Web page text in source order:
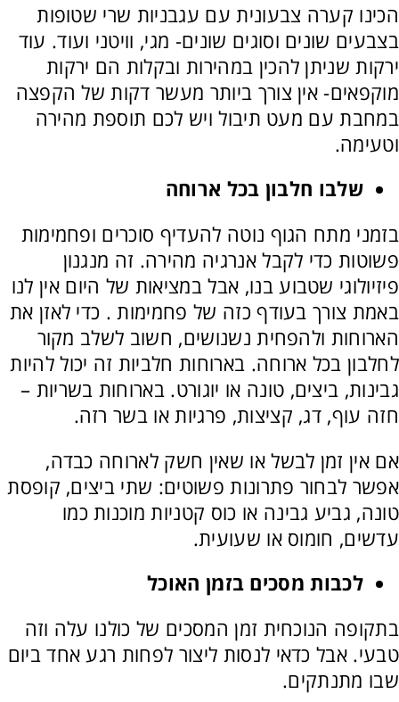
הכינו קערה צבעונית עם עגבניות שרי שטופות
בצבעים שונים וסוגים שונים- מגי, וויטני ועוד. עוד
ירקות שניתן להכין במהירות ובקלות הם ירקות
מוקפאים- אין צורך ביותר מעשר דקות של הקפצה
במחבת עם מעט תיבול ויש לכם תוספת מהירה
וטעימה.
שלבו חלבון בכל ארוחה
בזמני מתח הגוף נוטה להעדיף סוכרים ופחמימות
פשוטות כדי לקבל אנרגיה מהירה. זה מנגנון
פיזיולוגי שטבוע בנו, אבל במציאות של היום אין לנו
באמת צורך בעודף כזה של פחמימות . כדי לאזן את
הארוחות ולהפחית נשנושים, חשוב לשלב מקור
לחלבון בכל ארוחה. בארוחות חלביות זה יכול להיות
גבינות, ביצים, טונה או יוגורט. בארוחות בשריות –
חזה עוף, דג, קציצות, פרגיות או בשר רזה.
אם אין זמן לבשל או שאין חשק לארוחה כבדה,
אפשר לבחור פתרונות פשוטים: שתי ביצים, קופסת
טונה, גביע גבינה או כוס קטניות מוכנות כמו
עדשים, חומוס או שעועית.
לכבות מסכים בזמן האוכל
בתקופה הנוכחית זמן המסכים של כולנו עלה וזה
טבעי. אבל כדאי לנסות ליצור לפחות רגע אחד ביום
שבו מתנתקים.